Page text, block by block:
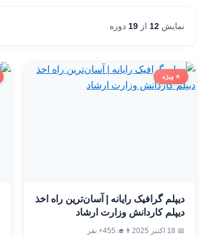
نمایش 12 از 19 دوره
⭐ ویژه
دیپلم گرافیک رایانه | آسان‌ترین راه اخذ
دیپلم کاردانش وزارت ارشاد
📅 18 اکتبر 2025 👨‍🎓 455+ نفر